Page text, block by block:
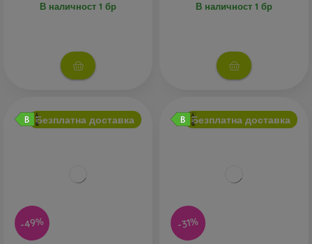
В наличност 1 бр В наличност 1 бр
-49%
Безплатна доставка
-31%
Безплатна доставка